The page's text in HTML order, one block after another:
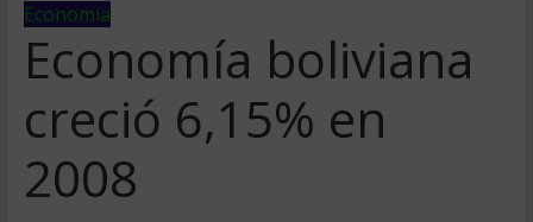
Economía
Economí­a boliviana
creció 6,15% en
2008